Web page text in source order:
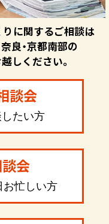
りに関するご相談は
良・京都南部の
しください。
談会
たい方
会
お忙しい方